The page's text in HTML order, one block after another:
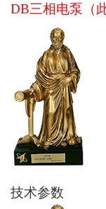
DB三相电泵（
技术参数